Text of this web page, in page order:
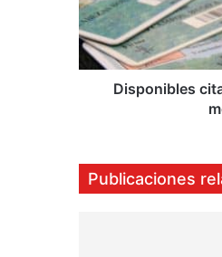
y
de
motocicleta
Disponibles
Publicaciones